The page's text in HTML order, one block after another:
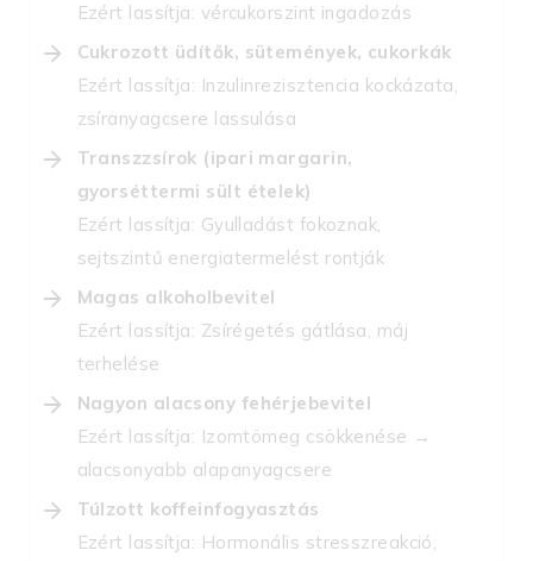
Ezért lassítja: vércukorszint ingadozás
Cukrozott üdítők, sütemények, cukorkák
Ezért lassítja: Inzulinrezisztencia kockázata,
zsíranyagcsere lassulása
Transzzsírok (ipari margarin,
gyorséttermi sült ételek)
Ezért lassítja: Gyulladást fokoznak,
sejtszintű energiatermelést rontják
Magas alkoholbevitel
Ezért lassítja: Zsírégetés gátlása, máj
terhelése
Nagyon alacsony fehérjebevitel
Ezért lassítja: Izomtömeg csökkenése →
alacsonyabb alapanyagcsere
Túlzott koffeinfogyasztás
Ezért lassítja: Hormonális stresszreakció,